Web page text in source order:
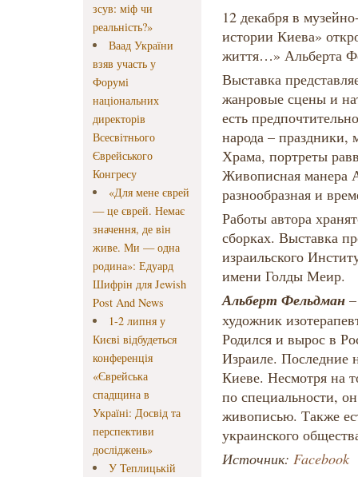
зсув: міф чи
реальність?»
Ваад України
взяв участь у
Форумі
національних
директорів
Всесвітнього
Єврейського
Конгресу
«Для мене єврей
— це єврей. Немає
значення, де він
живе. Ми — одна
родина»: Едуард
Шифрін для Jewish
Post And News
1-2 липня у
Києві відбудеться
конференція
«Єврейська
спадщина в
Україні: Досвід та
перспективи
досліджень»
У Теплицькій
12 декабря в
истории Киева»
життя…» Альберта
Выставка
жанровые сцены и
есть
народа – праздники,
Храма, портреты
Живописная манера
разнообразная и
Работы автора
сборках. Выставка
израильского
имени Голды Меир.
Альберт Фельдман
художник
Родился и вырос в
Израиле. Последние
Киеве. Несмотря на
по специальности,
живописью. Также
украинского
Источник: Facebook